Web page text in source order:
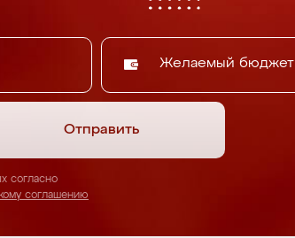
Желаемый бюджет
Отправить
согласно
соглашению